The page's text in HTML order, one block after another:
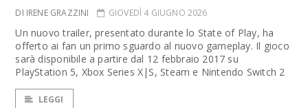
DI IRENE GRAZZINI GIOVEDÌ 4 GIUGNO 2026
Un nuovo trailer, presentato durante lo State of Play, ha
offerto ai fan un primo sguardo al nuovo gameplay. Il gioco
sarà disponibile a partire dal 12 febbraio 2017 su
PlayStation 5, Xbox Series X|S, Steam e Nintendo Switch 2
LEGGI